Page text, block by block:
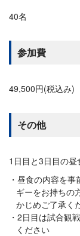
40名
参加費
49,500円(税込み)
その他
1日目と3日目の昼
昼食の内容を事
ギーをお持ちの
かじめご了承く
2日目は試合観
ください